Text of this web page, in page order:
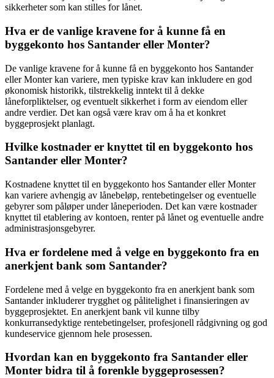
sikkerheter som kan stilles for lånet.
Hva er de vanlige kravene for å kunne få en
byggekonto hos Santander eller Monter?
De vanlige kravene for å kunne få en byggekonto hos Santander
eller Monter kan variere, men typiske krav kan inkludere en god
økonomisk historikk, tilstrekkelig inntekt til å dekke
låneforpliktelser, og eventuelt sikkerhet i form av eiendom eller
andre verdier. Det kan også være krav om å ha et konkret
byggeprosjekt planlagt.
Hvilke kostnader er knyttet til en byggekonto hos
Santander eller Monter?
Kostnadene knyttet til en byggekonto hos Santander eller Monter
kan variere avhengig av lånebeløp, rentebetingelser og eventuelle
gebyrer som påløper under låneperioden. Det kan være kostnader
knyttet til etablering av kontoen, renter på lånet og eventuelle andre
administrasjonsgebyrer.
Hva er fordelene med å velge en byggekonto fra en
anerkjent bank som Santander?
Fordelene med å velge en byggekonto fra en anerkjent bank som
Santander inkluderer trygghet og pålitelighet i finansieringen av
byggeprosjektet. En anerkjent bank vil kunne tilby
konkurransedyktige rentebetingelser, profesjonell rådgivning og god
kundeservice gjennom hele prosessen.
Hvordan kan en byggekonto fra Santander eller
Monter bidra til å forenkle byggeprosessen?